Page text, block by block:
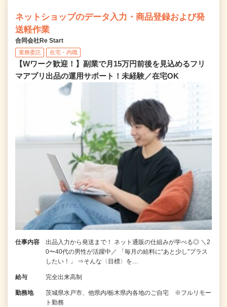
ネットショップのデータ入力・商品登録および発
送軽作業
合同会社Re Start
業務委託 在宅・内職
【Wワーク歓迎！】副業で月15万円前後を見込めるフリ
マアプリ出品の運用サポート！未経験／在宅OK
仕事内容
出品入力から発送まで！ ネット通販の仕組みが学べる◎ ＼2
0〜40代の男性が活躍中／ 「毎月の給料に“あと少し”プラス
したい！」 ⇒そんな〈目標〉を…
給与 完全出来高制
勤務地
茨城県水戸市、他県内/栃木県内各地のご自宅 ※フルリモー
ト勤務